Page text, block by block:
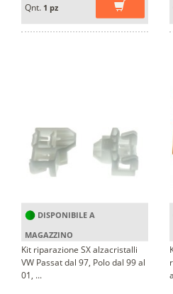
Qnt. 1 pz
DISPONIBILE A
MAGAZZINO
Kit riparazione SX alzacristalli
VW Passat dal 97, Polo dal 99 al
01, ...